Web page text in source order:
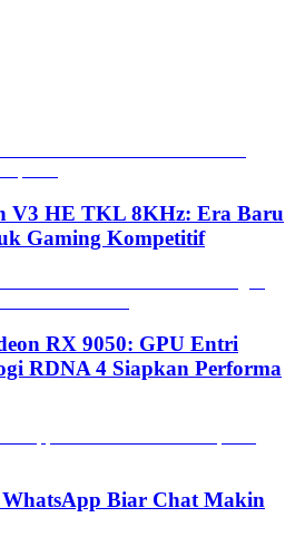
V3 HE TKL 8KHz: Era Baru
Gaming Kompetitif
RX 9050: GPU Entri
RDNA 4 Siapkan Performa
Biar Chat Makin